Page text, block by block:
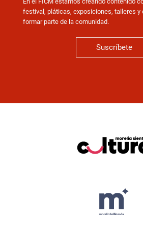
festival, pláticas, exposiciones, talleres y
formar parte de la comunidad.
Suscríbete